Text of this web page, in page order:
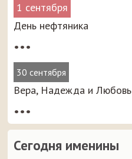
1 сентября
День нефтяника
•••
30 сентября
Вера, Надежда и Любовь
•••
Сегодня именины